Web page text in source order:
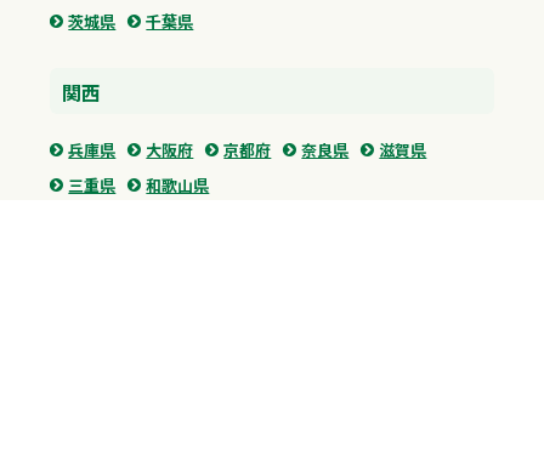
茨城県
千葉県
関西
兵庫県 大阪府 京都府 奈良県
滋賀県
三重県
和歌山県